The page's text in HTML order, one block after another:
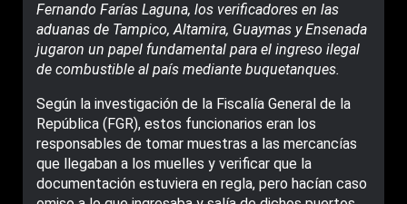
Fernando Farías Laguna, los verificadores en las
aduanas de Tampico, Altamira, Guaymas y Ensenada
jugaron un papel fundamental para el ingreso ilegal
de combustible al país mediante buquetanques.
Según la investigación de la Fiscalía General de la
República (FGR), estos funcionarios eran los
responsables de tomar muestras a las mercancías
que llegaban a los muelles y verificar que la
documentación estuviera en regla, pero hacían caso